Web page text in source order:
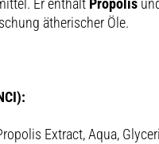
Er enthält Propolis
ätherischer Öle.
Extract, Aqua,